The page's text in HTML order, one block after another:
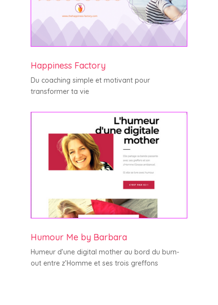
Happiness Factory
Du coaching simple et motivant pour
transformer ta vie
Humour Me by Barbara
Humeur d’une digital mother au bord du burn-
out entre z’Homme et ses trois greffons